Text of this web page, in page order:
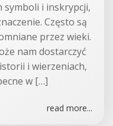
symboli i inskrypcji,
Często są
przez wieki.
nam dostarczyć
i wierzeniach,
w […]
read more...